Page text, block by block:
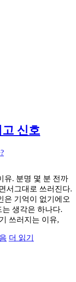
신호
유. 분명 몇 분 전까
서그대로 쓰러진다.
은 기억이 없기에오
생각은 하나다.
쓰러지는 이유,
더 읽기